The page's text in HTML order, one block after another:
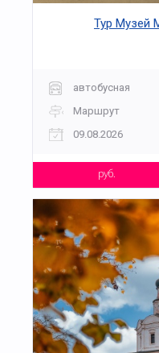
Тур Музей
автобусная
Маршрут
09.08.2026
руб.